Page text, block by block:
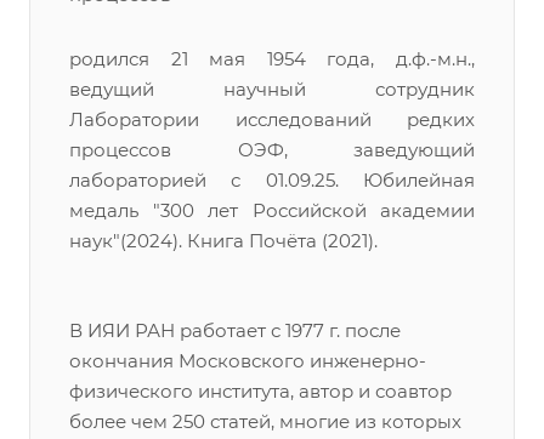
родился 21 мая 1954 года, д.ф.-м.н.,
ведущий научный сотрудник
Лаборатории исследований редких
процессов ОЭФ, заведующий
лабораторией с 01.09.25. Юбилейная
медаль "300 лет Российской академии
наук"(2024). Книга Почёта (2021).
В ИЯИ РАН работает с 1977 г. после
окончания Московского инженерно-
физического института, автор и соавтор
более чем 250 статей, многие из которых